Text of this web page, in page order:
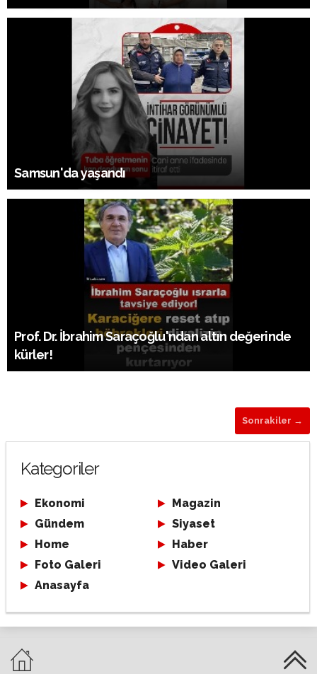
Samsun'da yaşandı
Prof. Dr. İbrahim Saraçoğlu'ndan altın değerinde
kürler!
Sonrakiler →
Kategoriler
Ekonomi
Magazin
Gündem
Siyaset
Home
Haber
Foto Galeri
Video Galeri
Anasayfa